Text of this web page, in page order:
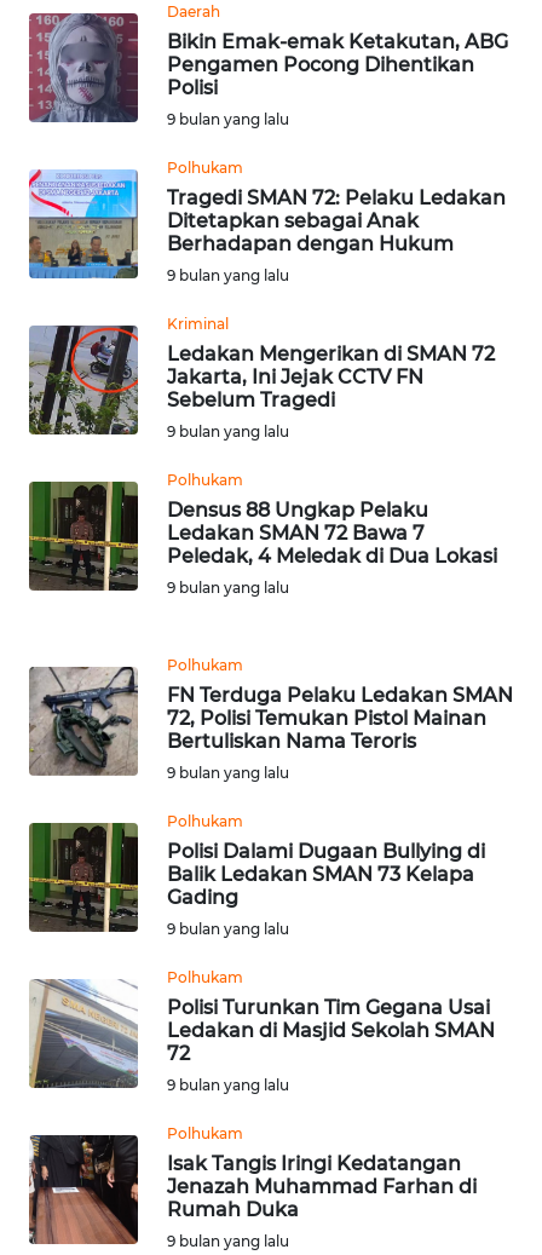
Daerah
Bikin Emak-emak Ketakutan, ABG
Pengamen Pocong Dihentikan
Polisi
9 bulan yang lalu
Polhukam
Tragedi SMAN 72: Pelaku Ledakan
Ditetapkan sebagai Anak
Berhadapan dengan Hukum
9 bulan yang lalu
Kriminal
Ledakan Mengerikan di SMAN 72
Jakarta, Ini Jejak CCTV FN
Sebelum Tragedi
9 bulan yang lalu
Polhukam
Densus 88 Ungkap Pelaku
Ledakan SMAN 72 Bawa 7
Peledak, 4 Meledak di Dua Lokasi
9 bulan yang lalu
Polhukam
FN Terduga Pelaku Ledakan SMAN
72, Polisi Temukan Pistol Mainan
Bertuliskan Nama Teroris
9 bulan yang lalu
Polhukam
Polisi Dalami Dugaan Bullying di
Balik Ledakan SMAN 73 Kelapa
Gading
9 bulan yang lalu
Polhukam
Polisi Turunkan Tim Gegana Usai
Ledakan di Masjid Sekolah SMAN
72
9 bulan yang lalu
Polhukam
Isak Tangis Iringi Kedatangan
Jenazah Muhammad Farhan di
Rumah Duka
9 bulan yang lalu
SELATAN
WN
TANJUNG
LESUNG
WN
KARO
WN
WN
LABUHANBATU
TAPANULI
TENGAH
WN DELI
WN
TEBING
TINGGI
WN
WN
KARAWANG
BEKASI
WN
BOGOR
WN
DEPOK
WN